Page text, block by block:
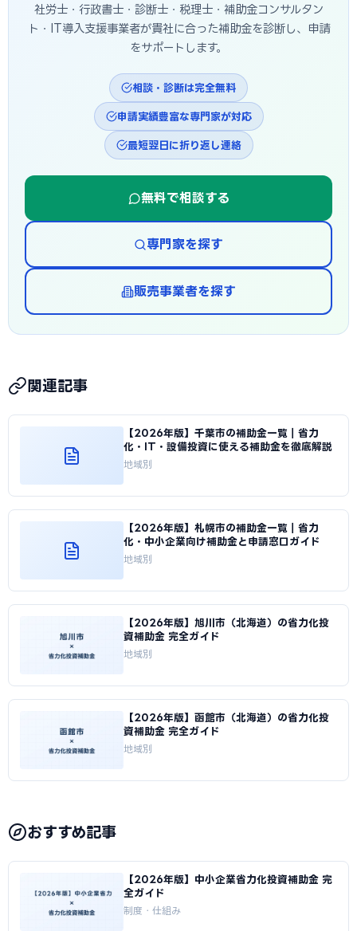
社労士・行政書士・診断士・税理士・補助金コンサルタン
ト・IT導入支援事業者が貴社に合った補助金を診断し、申請
をサポートします。
相談・診断は完全無料
申請実績豊富な専門家が対応
最短翌日に折り返し連絡
無料で相談する
専門家を探す
販売事業者を探す
関連記事
【2026年版】千葉市の補助金一覧｜省力
化・IT・設備投資に使える補助金を徹底解説
地域別
【2026年版】札幌市の補助金一覧｜省力
化・中小企業向け補助金と申請窓口ガイド
地域別
【2026年版】旭川市（北海道）の省力化投
資補助金 完全ガイド
地域別
【2026年版】函館市（北海道）の省力化投
資補助金 完全ガイド
地域別
おすすめ記事
【2026年版】中小企業省力化投資補助金 完
全ガイド
制度・仕組み